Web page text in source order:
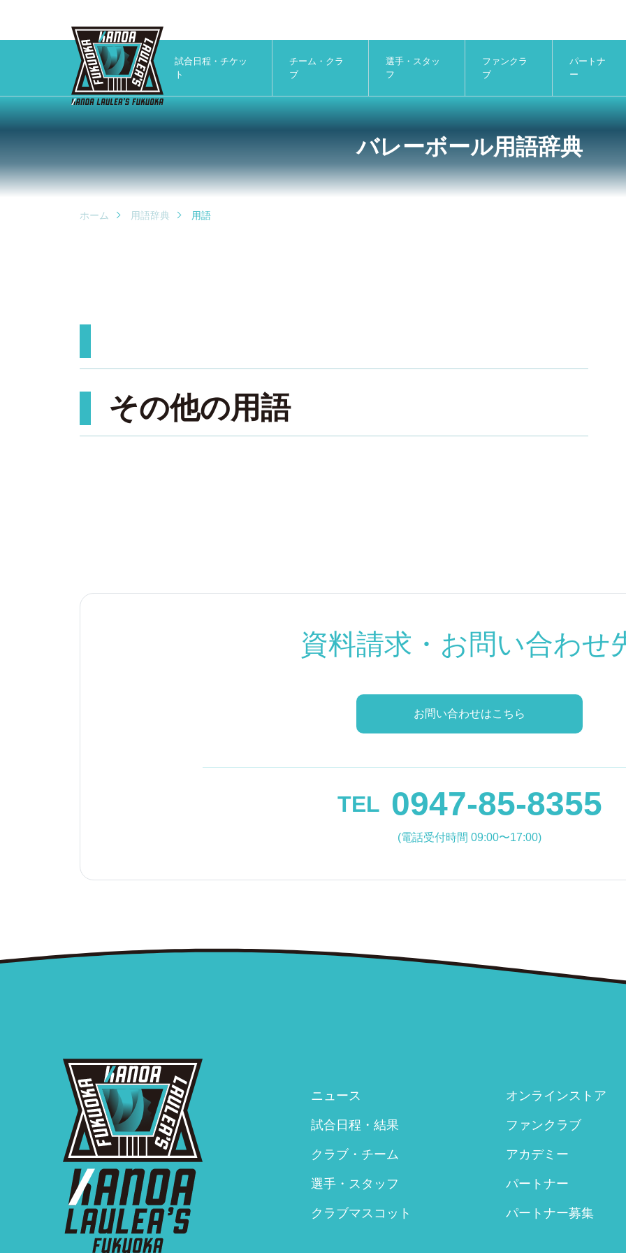
試合日程・チケッ
ト
チーム・クラ
ブ
選手・スタッ
フ
ファンクラ
ブ
パートナ
ー
バレーボール用語辞典
ホーム 用語辞典 用語
その他の用語
資料請求・お問い合わせ
お問い合わせはこちら
TEL 0947-85-8355
(電話受付時間 09:00〜17:00)
ニュース
試合日程・結果
クラブ・チーム
選手・スタッフ
クラブマスコット
オンラインストア
ファンクラブ
アカデミー
パートナー
パートナー募集